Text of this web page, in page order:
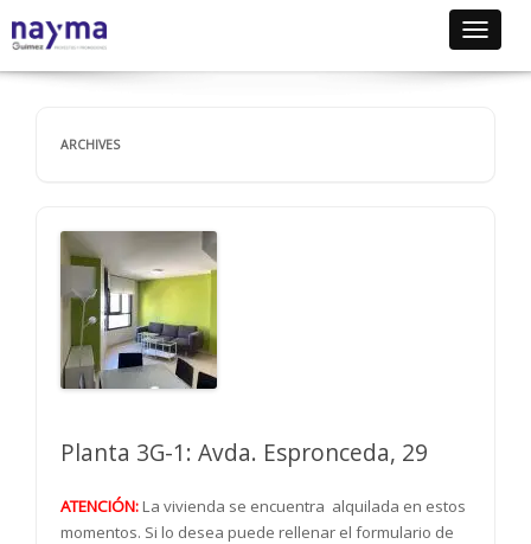
Toggle
ARCHIVES
Planta 3G-1: Avda. Espronceda, 29
ATENCIÓN:La vivienda se encuentra alquilada en estos
momentos. Si lo desea puede rellenar el formulario de